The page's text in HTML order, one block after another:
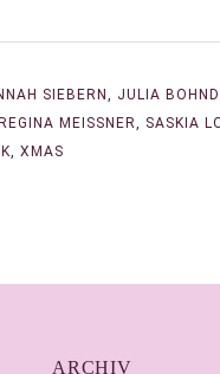
SIEBERN, JULIA
MEISSNER , SASKIA
, XMAS
ARCHIV